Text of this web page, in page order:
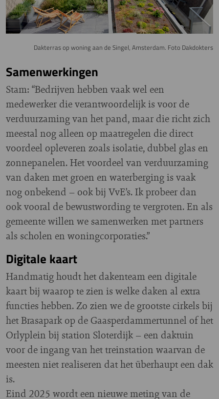
Dakterras op woning aan de Singel, Amsterdam. Foto Dakdokters
Samenwerkingen
Stam: “Bedrijven hebben vaak wel een
medewerker die verantwoordelijk is voor de
verduurzaming van het pand, maar die richt zich
meestal nog alleen op maatregelen die direct
voordeel opleveren zoals isolatie, dubbel glas en
zonnepanelen. Het voordeel van verduurzaming
van daken met groen en waterberging is vaak
nog onbekend – ook bij VvE’s. Ik probeer dan
ook vooral de bewustwording te vergroten. En als
gemeente willen we samenwerken met partners
als scholen en woningcorporaties.”
Digitale kaart
Handmatig houdt het dakenteam een digitale
kaart bij waarop te zien is welke daken al extra
functies hebben. Zo zien we de grootste cirkels bij
het Brasapark op de Gaasperdammertunnel of het
Orlyplein bij station Sloterdijk – een daktuin
voor de ingang van het treinstation waarvan de
meesten niet realiseren dat het überhaupt een dak
is.
Eind 2025 wordt een nieuwe meting van de